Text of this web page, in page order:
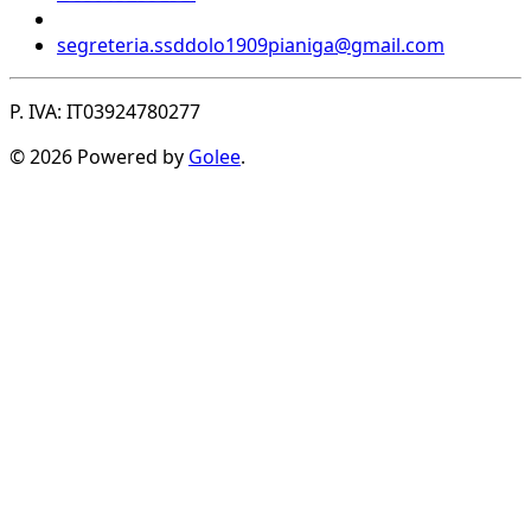
segreteria.ssddolo1909pianiga@gmail.com
P. IVA: IT03924780277
© 2026 Powered by Golee.